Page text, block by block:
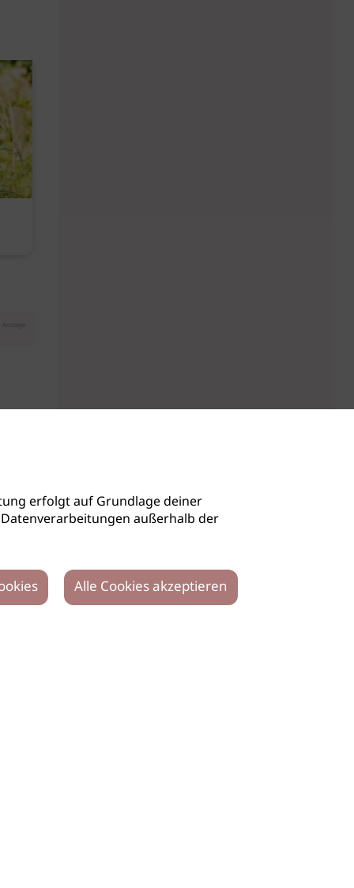
Anzeige
erfolgt auf Grundlage deiner
Datenverarbeitungen außerhalb der
Alle Cookies akzeptieren